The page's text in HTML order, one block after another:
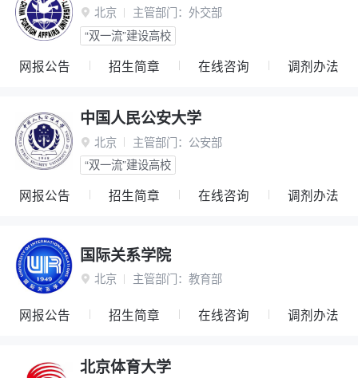
 北京 主管部门： 外交部
“双一流”建设高校
网报公告 招生简章 在线咨询 调剂办法
中国人民公安大学
 北京 主管部门： 公安部
“双一流”建设高校
网报公告 招生简章 在线咨询 调剂办法
国际关系学院
 北京 主管部门： 教育部
网报公告 招生简章 在线咨询 调剂办法
北京体育大学